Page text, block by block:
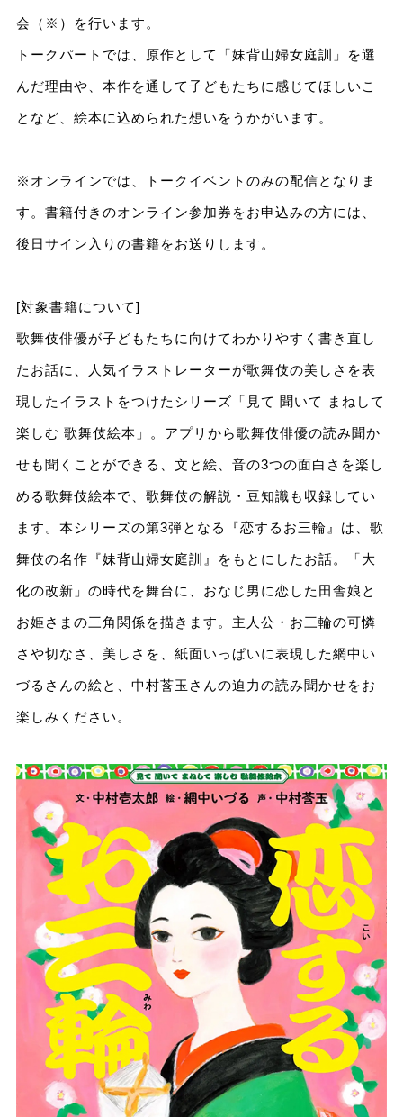
会（※）を行います。
トークパートでは、原作として「妹背山婦女庭訓」を選
んだ理由や、本作を通して子どもたちに感じてほしいこ
となど、絵本に込められた想いをうかがいます。
※オンラインでは、トークイベントのみの配信となりま
す。書籍付きのオンライン参加券をお申込みの方には、
後日サイン入りの書籍をお送りします。
[対象書籍について]
歌舞伎俳優が子どもたちに向けてわかりやすく書き直し
たお話に、人気イラストレーターが歌舞伎の美しさを表
現したイラストをつけたシリーズ「見て 聞いて まねして
楽しむ 歌舞伎絵本」。アプリから歌舞伎俳優の読み聞か
せも聞くことができる、文と絵、音の3つの面白さを楽し
める歌舞伎絵本で、歌舞伎の解説・豆知識も収録してい
ます。本シリーズの第3弾となる『恋するお三輪』は、歌
舞伎の名作『妹背山婦女庭訓』をもとにしたお話。「大
化の改新」の時代を舞台に、おなじ男に恋した田舎娘と
お姫さまの三角関係を描きます。主人公・お三輪の可憐
さや切なさ、美しさを、紙面いっぱいに表現した網中い
づるさんの絵と、中村莟玉さんの迫力の読み聞かせをお
楽しみください。